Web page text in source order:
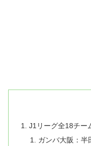
J1リーグ全18チー
ガンバ大阪：半